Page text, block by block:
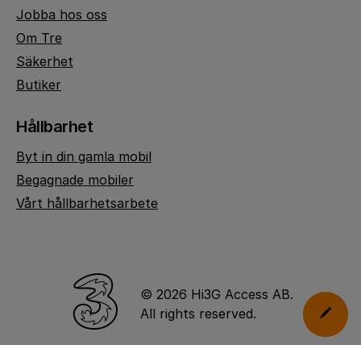
Jobba hos oss
Om Tre
Säkerhet
Butiker
Hållbarhet
Byt in din gamla mobil
Begagnade mobiler
Vårt hållbarhetsarbete
© 2026 Hi3G Access AB.
All rights reserved.